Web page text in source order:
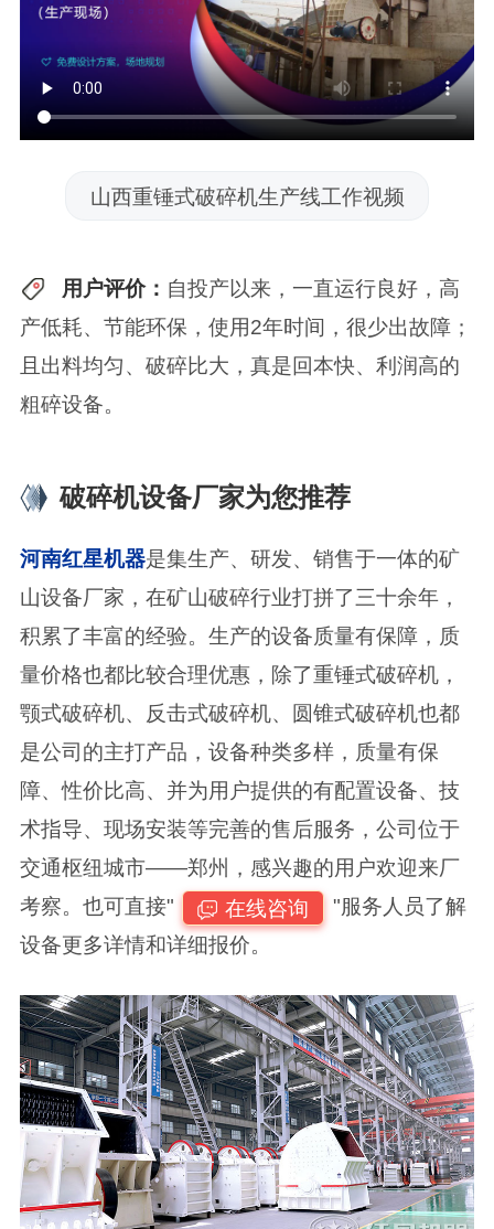
山西重锤式破碎机生产线工作视频
用户评价： 自投产以来，一直运行良好，高
产低耗、节能环保，使用2年时间，很少出故障；
且出料均匀、破碎比大，真是回本快、利润高的
粗碎设备。
破碎机设备厂家为您推荐
河南红星机器是集生产、研发、销售于一体的矿
山设备厂家，在矿山破碎行业打拼了三十余年，
积累了丰富的经验。生产的设备质量有保障，质
量价格也都比较合理优惠，除了重锤式破碎机，
颚式破碎机、反击式破碎机、圆锥式破碎机也都
是公司的主打产品，设备种类多样，质量有保
障、性价比高、并为用户提供的有配置设备、技
术指导、现场安装等完善的售后服务，公司位于
交通枢纽城市——郑州，感兴趣的用户欢迎来厂
考察。也可直接"
在线咨询
"服务人员了解
设备更多详情和详细报价。